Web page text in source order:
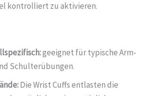
kontrolliert zu aktivieren.
geeignet für typische Arm-
Schulterübungen.
Die Wrist Cuffs entlasten die